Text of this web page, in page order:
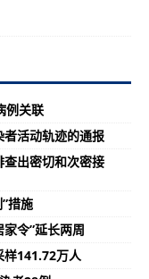
例关联
活动轨迹的通报
出密切和次密接
措施
令”延长两周
样141.72万人